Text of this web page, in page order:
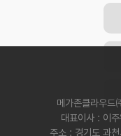
메가존클라우드
대표이사 : 이
주소 : 경기도 과